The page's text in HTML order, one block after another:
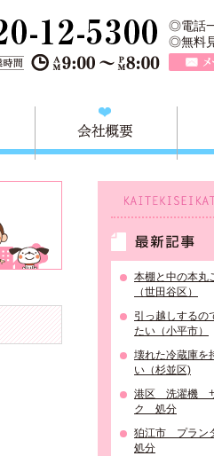
TEL
◎電話
◎無料
よくある質問
本棚と中の本丸
（世田谷区）
引っ越しするの
たい（小平市）
壊れた冷蔵庫を
い（杉並区)
港区 洗濯機
ク 処分
狛江市 プラ
処分